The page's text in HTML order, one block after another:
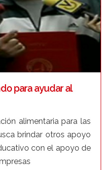
para ayudar al
alimentaria para las
brindar otros apoyo
con el apoyo de